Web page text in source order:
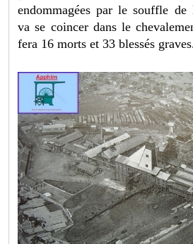
endommagées par le souffle
va se coincer dans le
fera 16 morts et 33 blessés